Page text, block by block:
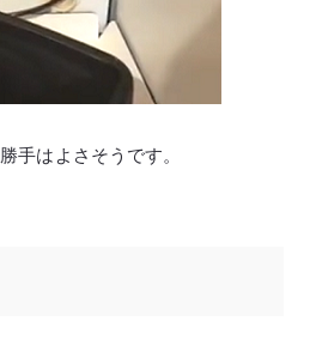
手はよさそうです。